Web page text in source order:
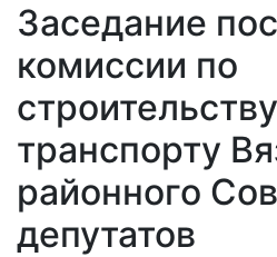
Заседание
комиссии по
транспорту
районного
депутатов